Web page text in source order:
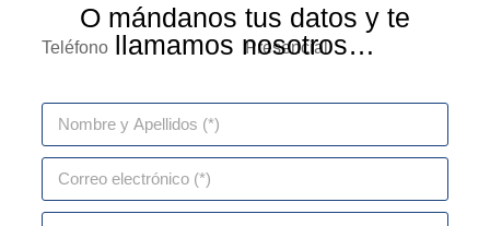
O mándanos tus datos y te
llamamos nosotros…